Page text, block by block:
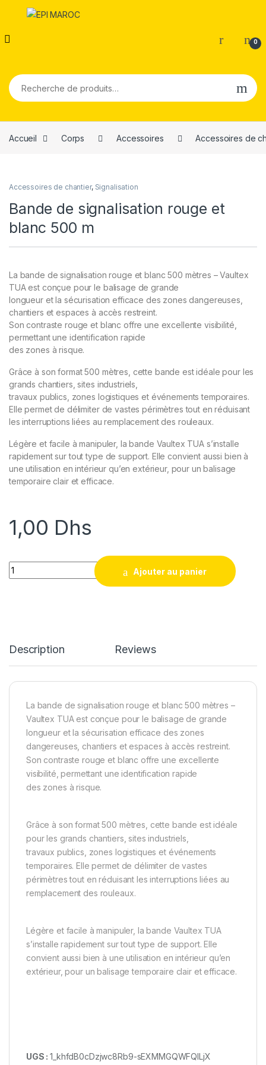
0
Recherche pour :
Accueil Corps Accessoires Accessoires de
Accessoires de chantier, Signalisation
Bande de signalisation rouge et
blanc 500 m
La bande de signalisation rouge et blanc 500 mètres – Vaultex
TUA est conçue pour le balisage de grande
longueur et la sécurisation efficace des zones dangereuses,
chantiers et espaces à accès restreint.
Son contraste rouge et blanc offre une excellente visibilité,
permettant une identification rapide
des zones à risque.
Grâce à son format 500 mètres, cette bande est idéale pour les
grands chantiers, sites industriels,
travaux publics, zones logistiques et événements temporaires.
Elle permet de délimiter de vastes périmètres tout en réduisant
les interruptions liées au remplacement des rouleaux.
Légère et facile à manipuler, la bande Vaultex TUA s’installe
rapidement sur tout type de support. Elle convient aussi bien à
une utilisation en intérieur qu’en extérieur, pour un balisage
temporaire clair et efficace.
1,00 Dhs
Bande de signalisation rouge et blanc 500 m quantity
Ajouter au panier
Description Reviews
La bande de signalisation rouge et blanc 500 mètres –
Vaultex TUA est conçue pour le balisage de grande
longueur et la sécurisation efficace des zones
dangereuses, chantiers et espaces à accès restreint.
Son contraste rouge et blanc offre une excellente
visibilité, permettant une identification rapide
des zones à risque.
Grâce à son format 500 mètres, cette bande est idéale
pour les grands chantiers, sites industriels,
travaux publics, zones logistiques et événements
temporaires. Elle permet de délimiter de vastes
périmètres tout en réduisant les interruptions liées au
remplacement des rouleaux.
Légère et facile à manipuler, la bande Vaultex TUA
s’installe rapidement sur tout type de support. Elle
convient aussi bien à une utilisation en intérieur qu’en
extérieur, pour un balisage temporaire clair et efficace.
UGS :1_khfdB0cDzjwc8Rb9-sEXMMGQWFQILjX